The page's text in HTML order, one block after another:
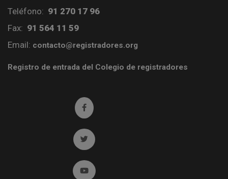
Teléfono: 91 270 17 96
Fax: 91 564 11 59
Email: contacto@registradores.org
Registro de entrada del Colegio de registradores
Ir a facebook (abre en ventana nueva)
Ir a twitter (abre en ventana nueva)
Ir a YouTube (abre en ventana nueva)